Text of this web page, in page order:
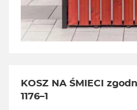
KOSZ NA ŚMIECI
1176–1